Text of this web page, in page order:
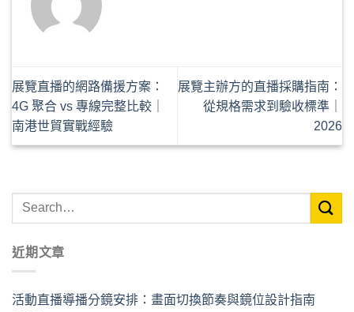
展覽直播的網路備援方案：
4G 聚合 vs 專線完整比較｜
南港世貿實戰經驗
展覽主辦方的直播採購指南：
從規格需求到驗收標準｜
2026
近期文章
活動直播導播分鏡安排：畫面切換節奏與鏡位設計指南